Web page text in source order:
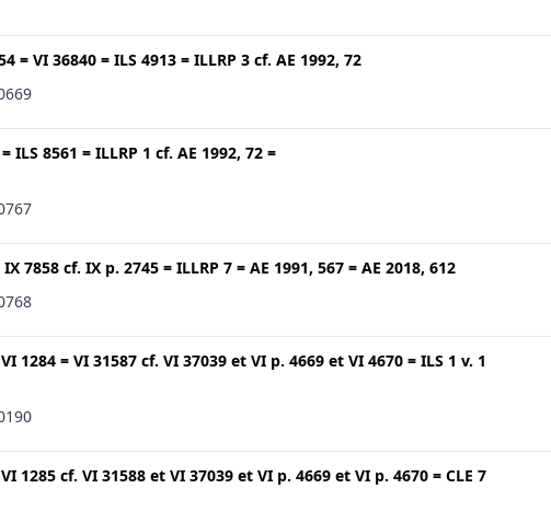
= VI 36840 = ILS 4913 = ILLRP 3 cf. AE 1992, 72
= ILS 8561 = ILLRP 1 cf. AE 1992, 72 =
IX 7858 cf. IX p. 2745 = ILLRP 7 = AE 1991, 567 = AE 2018, 612
VI 1284 = VI 31587 cf. VI 37039 et VI p. 4669 et VI 4670 = ILS 1 v. 1
VI 1285 cf. VI 31588 et VI 37039 et VI p. 4669 et VI p. 4670 = CLE 7